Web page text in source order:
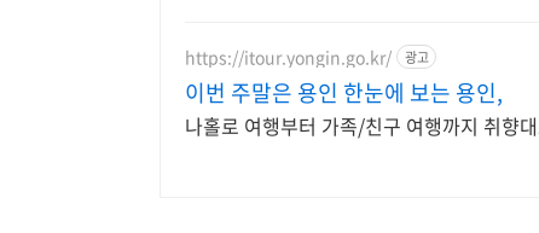
https://itour.yongin.go.kr/ 광고
이번 주말은 용인 한눈에 보는 용인,
나홀로 여행부터 가족/친구 여행까지 취향